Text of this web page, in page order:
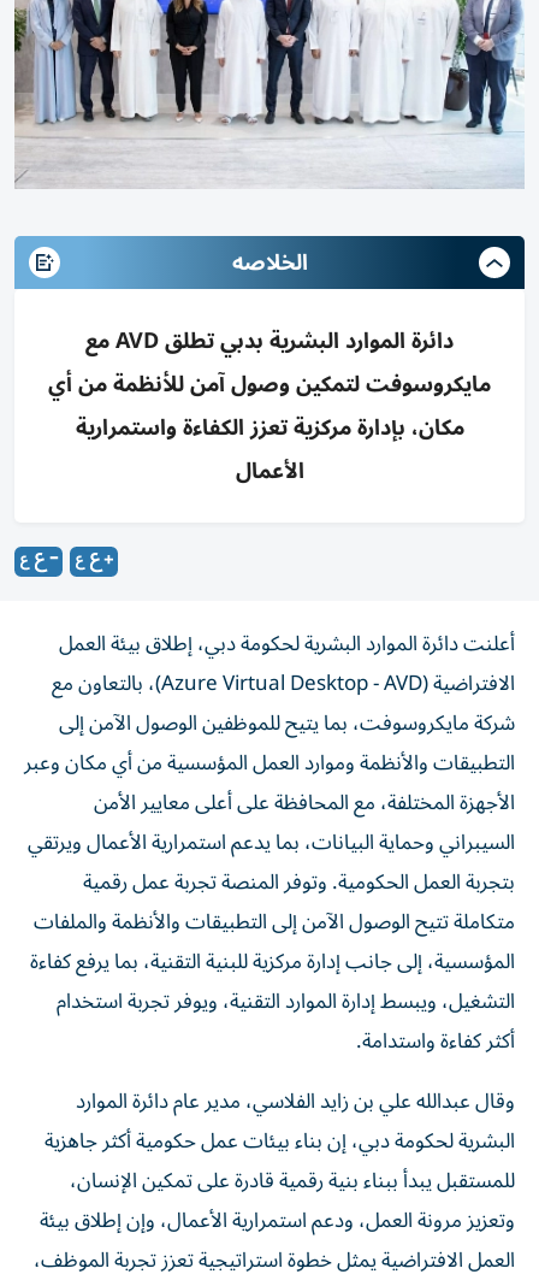
الخلاصه
دائرة الموارد البشرية بدبي تطلق AVD مع
مايكروسوفت لتمكين وصول آمن للأنظمة من أي
مكان، بإدارة مركزية تعزز الكفاءة واستمرارية
الأعمال
أعلنت دائرة الموارد البشرية لحكومة دبي، إطلاق بيئة العمل
الافتراضية (Azure Virtual Desktop - AVD)، بالتعاون مع
شركة مايكروسوفت، بما يتيح للموظفين الوصول الآمن إلى
التطبيقات والأنظمة وموارد العمل المؤسسية من أي مكان وعبر
الأجهزة المختلفة، مع المحافظة على أعلى معايير الأمن
السيبراني وحماية البيانات، بما يدعم استمرارية الأعمال ويرتقي
بتجربة العمل الحكومية. وتوفر المنصة تجربة عمل رقمية
متكاملة تتيح الوصول الآمن إلى التطبيقات والأنظمة والملفات
المؤسسية، إلى جانب إدارة مركزية للبنية التقنية، بما يرفع كفاءة
التشغيل، ويبسط إدارة الموارد التقنية، ويوفر تجربة استخدام
أكثر كفاءة واستدامة.
وقال عبدالله علي بن زايد الفلاسي، مدير عام دائرة الموارد
البشرية لحكومة دبي، إن بناء بيئات عمل حكومية أكثر جاهزية
للمستقبل يبدأ ببناء بنية رقمية قادرة على تمكين الإنسان،
وتعزيز مرونة العمل، ودعم استمرارية الأعمال، وإن إطلاق بيئة
العمل الافتراضية يمثل خطوة استراتيجية تعزز تجربة الموظف،